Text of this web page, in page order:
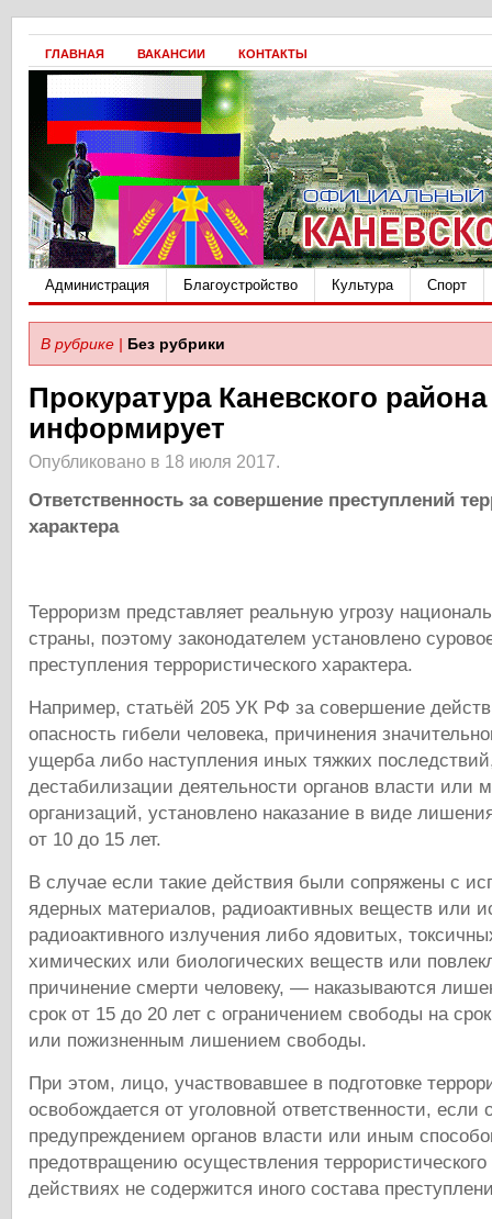
ГЛАВНАЯ ВАКАНСИИ КОНТАКТЫ
Администрация Благоустройство Культура Спорт
В рубрике | Без рубрики
Прокуратура Каневского района
информирует
Опубликовано в 18 июля 2017.
Ответственность за совершение преступлений
характера
Терроризм представляет реальную угрозу
страны, поэтому законодателем установлено
преступления террористического характера.
Например, статьёй 205 УК РФ за совершение
опасность гибели человека, причинения
ущерба либо наступления иных тяжких
дестабилизации деятельности органов власти или
организаций, установлено наказание в виде
от 10 до 15 лет.
В случае если такие действия были сопряжены с
ядерных материалов, радиоактивных веществ или
радиоактивного излучения либо ядовитых,
химических или биологических веществ или
причинение смерти человеку, — наказываются
срок от 15 до 20 лет с ограничением свободы на
или пожизненным лишением свободы.
При этом, лицо, участвовавшее в подготовке
освобождается от уголовной ответственности,
предупреждением органов власти или иным
предотвращению осуществления террористического
действиях не содержится иного состава